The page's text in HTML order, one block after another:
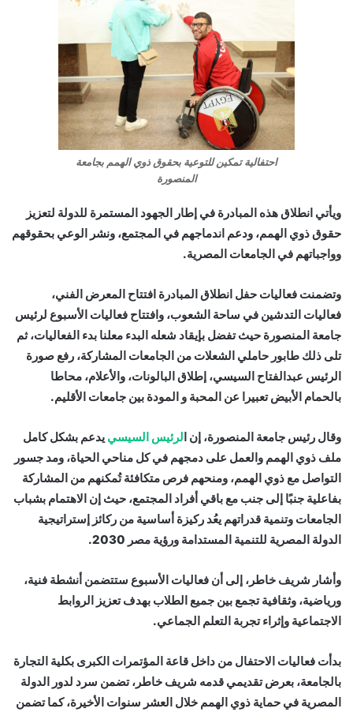
احتفالية تمكين للتوعية بحقوق ذوي الهمم بجامعة
المنصورة
ويأتي انطلاق هذه المبادرة في إطار الجهود المستمرة للدولة لتعزيز
حقوق ذوي الهمم، ودعم اندماجهم في المجتمع، ونشر الوعي بحقوقهم
وواجباتهم في الجامعات المصرية.
وتضمنت فعاليات حفل انطلاق المبادرة افتتاح المعرض الفني،
فعاليات التدشين في ساحة الشعوب، وافتتاح فعاليات الأسبوع لرئيس
جامعة المنصورة حيث تفضل بإيقاد شعله البدء معلنا بدء الفعاليات، ثم
تلى ذلك طابور حاملي الشعلات من الجامعات المشاركة، رفع صورة
الرئيس عبدالفتاح السيسي، إطلاق البالونات، والأعلام، محاطا
بالحمام الأبيض تعبيرا عن المحبة و المودة بين جامعات الأقليم.
وقال رئيس جامعة المنصورة، إن ا لرئيس السيسي يدعم بشكل كامل
ملف ذوي الهمم والعمل على دمجهم في كل مناحي الحياة، ومد جسور
التواصل مع ذوي الهمم، ومنحهم فرص متكافئة تُمكنهم من المشاركة
بفاعلية جنبًا إلى جنب مع باقي أفراد المجتمع، حيث إن الاهتمام بشباب
الجامعات وتنمية قدراتهم يعُد ركيزة أساسية من ركائز إستراتيجية
الدولة المصرية للتنمية المستدامة ورؤية مصر 2030.
وأشار شريف خاطر، إلى أن فعاليات الأسبوع ستتضمن أنشطة فنية،
ورياضية، وثقافية تجمع بين جميع الطلاب بهدف تعزيز الروابط
الاجتماعية وإثراء تجربة التعلم الجماعي.
بدأت فعاليات الاحتفال من داخل قاعة المؤتمرات الكبرى بكلية التجارة
بالجامعة، بعرض تقديمي قدمه شريف خاطر، تضمن سرد لدور الدولة
المصرية في حماية ذوي الهمم خلال العشر سنوات الأخيرة، كما تضمن